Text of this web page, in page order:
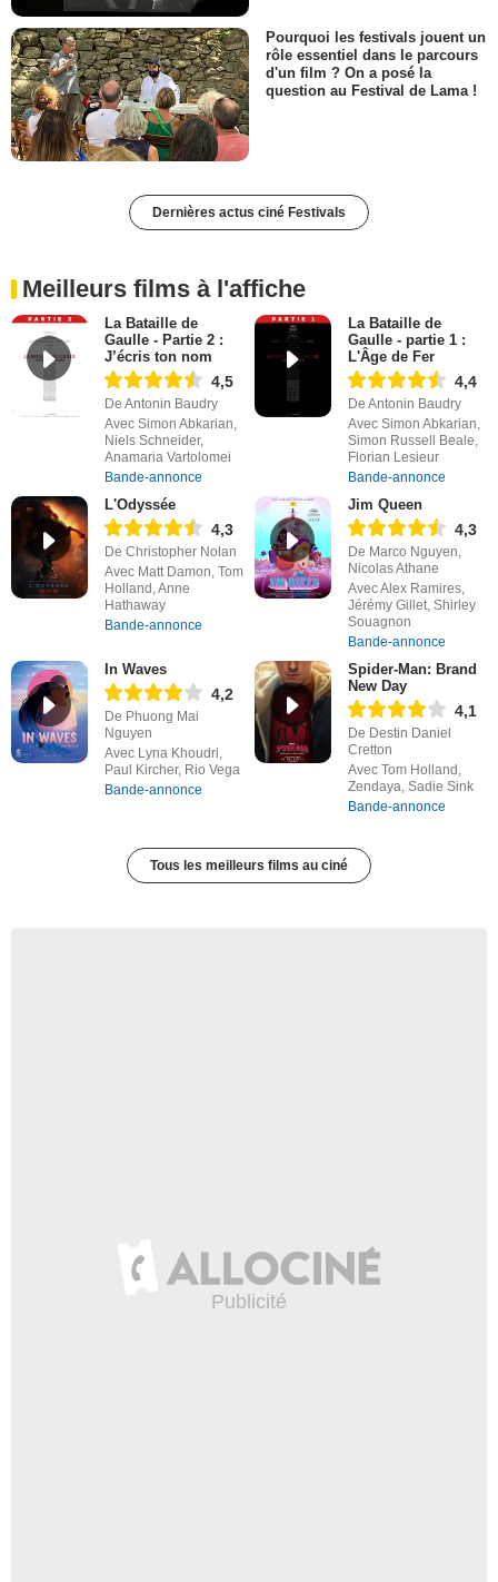
Pourquoi les festivals jouent un
rôle essentiel dans le parcours
d'un film ? On a posé la
question au Festival de Lama !
Dernières actus ciné Festivals
Meilleurs films à l'affiche
La Bataille de
Gaulle - Partie 2 :
J’écris ton nom
4,5
De Antonin Baudry
Avec Simon Abkarian,
Niels Schneider,
Anamaria Vartolomei
Bande-annonce
La Bataille de
Gaulle - partie 1 :
L'Âge de Fer
4,4
De Antonin Baudry
Avec Simon Abkarian,
Simon Russell Beale,
Florian Lesieur
Bande-annonce
L'Odyssée
4,3
De Christopher Nolan
Avec Matt Damon, Tom
Holland, Anne
Hathaway
Bande-annonce
Jim Queen
4,3
De Marco Nguyen,
Nicolas Athane
Avec Alex Ramires,
Jérémy Gillet, Shirley
Souagnon
Bande-annonce
In Waves
4,2
De Phuong Mai
Nguyen
Avec Lyna Khoudri,
Paul Kircher, Rio Vega
Bande-annonce
Spider-Man: Brand
New Day
4,1
De Destin Daniel
Cretton
Avec Tom Holland,
Zendaya, Sadie Sink
Bande-annonce
Tous les meilleurs films au ciné